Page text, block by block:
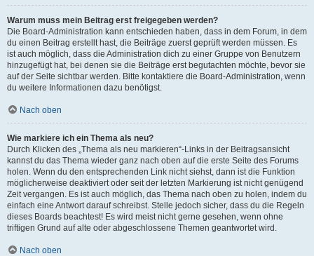
Warum muss mein Beitrag erst freigegeben werden?
Die Board-Administration kann entschieden haben, dass in dem Forum, in dem
du einen Beitrag erstellt hast, die Beiträge zuerst geprüft werden müssen. Es
ist auch möglich, dass die Administration dich zu einer Gruppe von Benutzern
hinzugefügt hat, bei denen sie die Beiträge erst begutachten möchte, bevor sie
auf der Seite sichtbar werden. Bitte kontaktiere die Board-Administration, wenn
du weitere Informationen dazu benötigst.
Nach oben
Wie markiere ich ein Thema als neu?
Durch Klicken des „Thema als neu markieren“-Links in der Beitragsansicht
kannst du das Thema wieder ganz nach oben auf die erste Seite des Forums
holen. Wenn du den entsprechenden Link nicht siehst, dann ist die Funktion
möglicherweise deaktiviert oder seit der letzten Markierung ist nicht genügend
Zeit vergangen. Es ist auch möglich, das Thema nach oben zu holen, indem du
einfach eine Antwort darauf schreibst. Stelle jedoch sicher, dass du die Regeln
dieses Boards beachtest! Es wird meist nicht gerne gesehen, wenn ohne
triftigen Grund auf alte oder abgeschlossene Themen geantwortet wird.
Nach oben